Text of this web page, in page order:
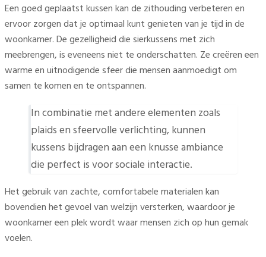
Een goed geplaatst kussen kan de zithouding verbeteren en
ervoor zorgen dat je optimaal kunt genieten van je tijd in de
woonkamer. De gezelligheid die sierkussens met zich
meebrengen, is eveneens niet te onderschatten. Ze creëren een
warme en uitnodigende sfeer die mensen aanmoedigt om
samen te komen en te ontspannen.
In combinatie met andere elementen zoals
plaids en sfeervolle verlichting, kunnen
kussens bijdragen aan een knusse ambiance
die perfect is voor sociale interactie.
Het gebruik van zachte, comfortabele materialen kan
bovendien het gevoel van welzijn versterken, waardoor je
woonkamer een plek wordt waar mensen zich op hun gemak
voelen.